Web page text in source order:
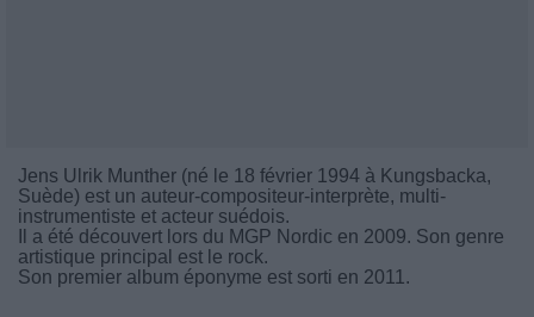
Jens Ulrik Munther (né le 18 février 1994 à Kungsbacka,
Suède) est un auteur-compositeur-interprète, multi-
instrumentiste et acteur suédois.
Il a été découvert lors du MGP Nordic en 2009. Son genre
artistique principal est le rock.
Son premier album éponyme est sorti en 2011.